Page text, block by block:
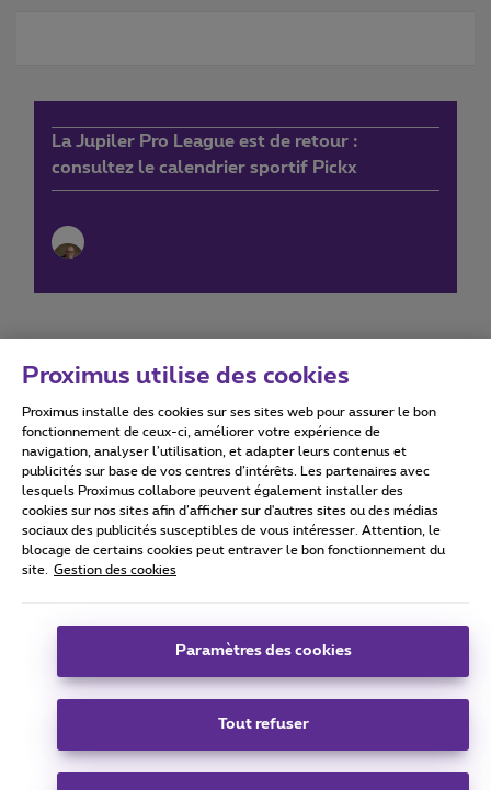
La Jupiler Pro League est de retour :
consultez le calendrier sportif Pickx
Conditions d'utilisation Accessibility statement
Tous droits réservés. © 2026 Proximus
Conditions générales, info consommateur
Coordonnées de l’entreprise
Boulevard du Roi Albert II 27 - B-1030 Bruxelles.
Carrier & Wholesale Solutions
Proximus utilise des cookies
Proximus installe des cookies sur ses sites web pour assurer le bon
fonctionnement de ceux-ci, améliorer votre expérience de
navigation, analyser l’utilisation, et adapter leurs contenus et
publicités sur base de vos centres d’intérêts. Les partenaires avec
lesquels Proximus collabore peuvent également installer des
cookies sur nos sites afin d’afficher sur d'autres sites ou des médias
sociaux des publicités susceptibles de vous intéresser. Attention, le
blocage de certains cookies peut entraver le bon fonctionnement du
site.
Gestion des cookies
Paramètres des cookies
Tout refuser